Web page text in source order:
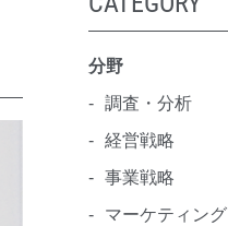
分野
調査・分析
経営戦略
事業戦略
マーケティング